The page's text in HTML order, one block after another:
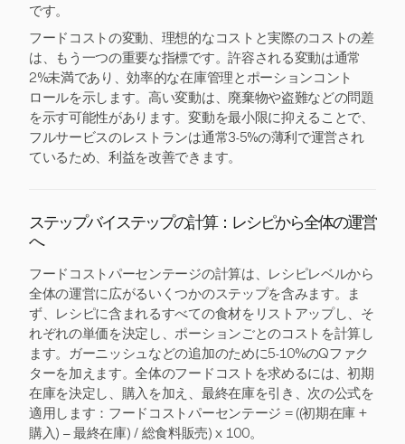
です。
フードコストの変動、理想的なコストと実際のコストの差
は、もう一つの重要な指標です。許容される変動は通常
2%未満であり、効率的な在庫管理とポーションコント
ロールを示します。高い変動は、廃棄物や盗難などの問題
を示す可能性があります。変動を最小限に抑えることで、
フルサービスのレストランは通常3-5%の薄利で運営され
ているため、利益を改善できます。
ステップバイステップの計算：レシピから全体の運営
へ
フードコストパーセンテージの計算は、レシピレベルから
全体の運営に広がるいくつかのステップを含みます。ま
ず、レシピに含まれるすべての食材をリストアップし、そ
れぞれの単価を決定し、ポーションごとのコストを計算し
ます。ガーニッシュなどの追加のために5-10%のQファク
ターを加えます。全体のフードコストを求めるには、初期
在庫を決定し、購入を加え、最終在庫を引き、次の公式を
適用します：フードコストパーセンテージ = ((初期在庫 +
購入) – 最終在庫) / 総食料販売) x 100。